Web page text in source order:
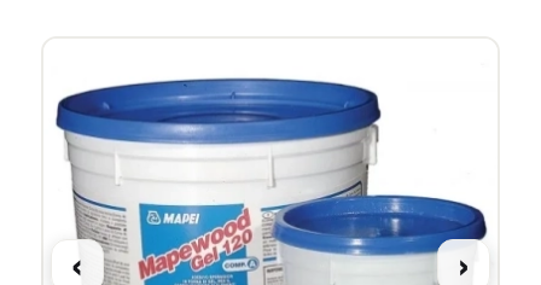
Оплата
Каталог
товаров
Бренды
Прайс-
‹ ›